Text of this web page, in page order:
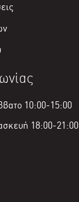
10:00-15:00
18:00-21:00